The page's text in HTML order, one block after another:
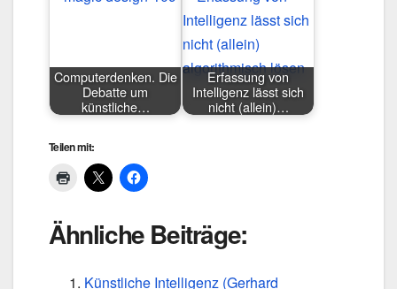
Computerdenken. Die
Debatte um
künstliche…
Erfassung von
Intelligenz lässt sich
nicht (allein)…
Teilen mit:
Ähnliche Beiträge:
Künstliche Intelligenz (Gerhard